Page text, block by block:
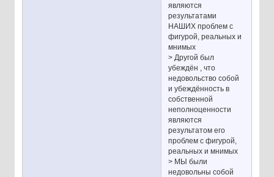
являются
результатами
НАШИХ проблем с
фигурой, реальных и
мнимых
> Другой был
убеждён , что
недовольство собой
и убеждённость в
собственной
неполноценности
являются
результатом его
проблем с фигурой,
реальных и мнимых
> МЫ были
недовольны собой